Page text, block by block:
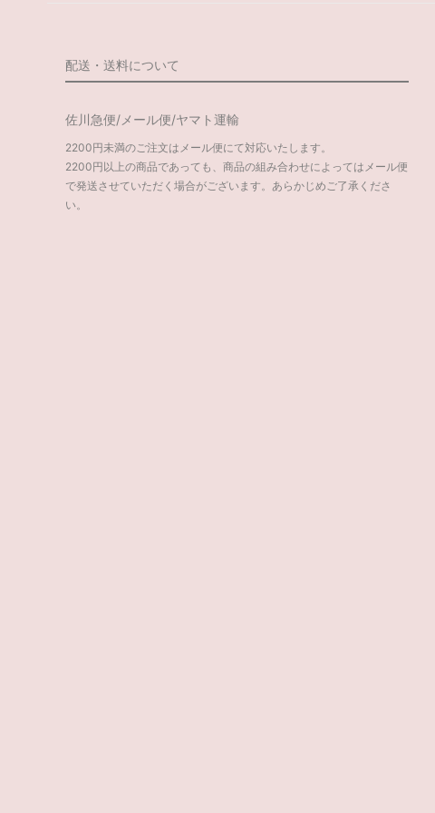
配送・送料について
佐川急便/メール便/ヤマト運輸
2200円未満のご注文はメール便にて対応いたします。
2200円以上の商品であっても、商品の組み合わせによってはメール便
で発送させていただく場合がございます。あらかじめご了承くださ
い。